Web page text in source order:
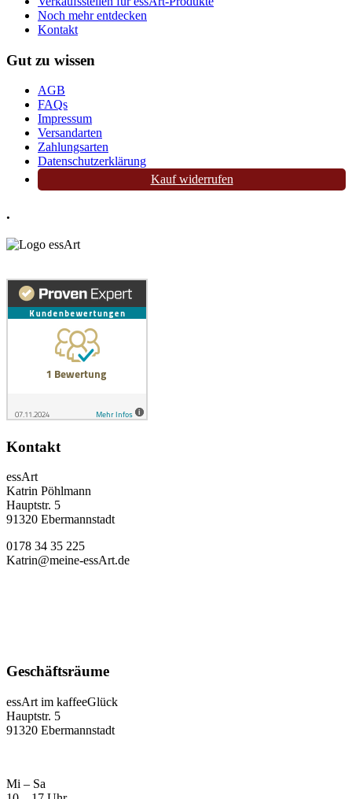
Noch mehr entdecken
Kontakt
Gut zu wissen
AGB
FAQs
Impressum
Versandarten
Zahlungsarten
Datenschutzerklärung
Kauf widerrufen
.
Kontakt
essArt
Katrin Pöhlmann
Hauptstr. 5
91320 Ebermannstadt
0178 34 35 225
Katrin@meine-essArt.de
Geschäftsräume
essArt im kaffeeGlück
Hauptstr. 5
91320 Ebermannstadt
Mi – Sa